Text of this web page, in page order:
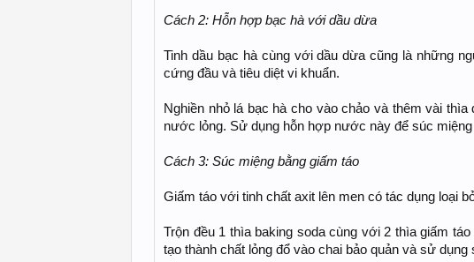
Cách 2: Hỗn hợp bạc hà với dầu dừa
Tinh dầu bạc hà cùng với dầu dừa cũng là những
cứng đầu và tiêu diệt vi khuẩn.
Nghiền nhỏ lá bạc hà cho vào chảo và thêm vài
nước lỏng. Sử dụng hỗn hợp nước này để súc
Cách 3: Súc miệng bằng giấm táo
Giấm táo với tinh chất axit lên men có tác dụng loại
Trộn đều 1 thìa baking soda cùng với 2 thìa giấm
tạo thành chất lỏng đổ vào chai bảo quản và sử dụng